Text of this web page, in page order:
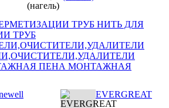
НИТЬ ДЛЯ
ТРУБ
ПЕНА МОНТАЖНАЯ
EVERGREAT